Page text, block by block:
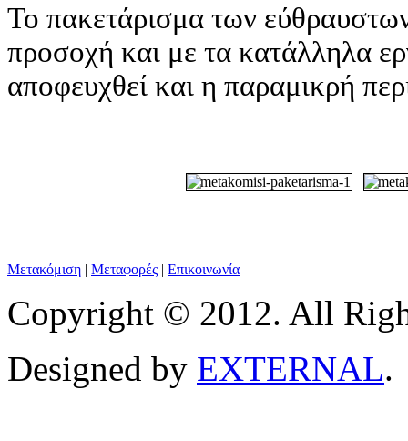
Το πακετάρισμα των
προσοχή και με τα κατάλληλα
αποφευχθεί και η παραμικρή
Μετακόμιση | Μεταφορές | Επικοινωνία
Copyright © 2012. All
Designed by EXTERNAL.